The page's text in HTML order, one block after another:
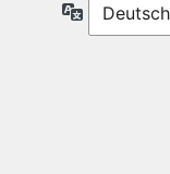
Sprache